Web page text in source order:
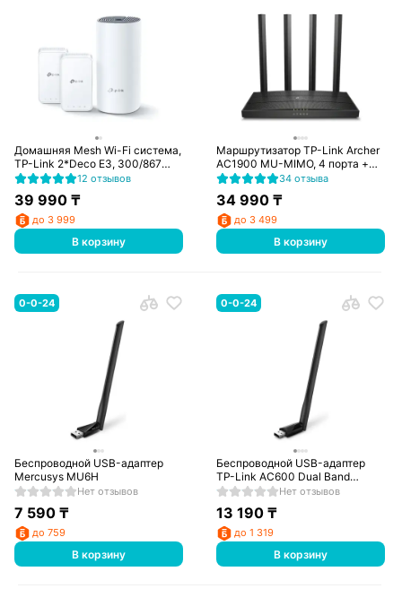
Домашняя Mesh Wi-Fi система,
TP-Link 2*Deco E3, 300/867
Mbps (Deco E3)12 отзывов
39 990₸
до 3 999
В корзину
Маршрутизатор TP-Link Archer
AC1900 MU-MIMO, 4 порта +
Wi-Fi, 600/1300 Mbps (Archer
34 отзыва
34 990 ₸
до 3 499
В корзину
0-0-24
Беспроводной USB-адаптер
Mercusys MU6H
Нет отзывов
7 590₸
до 759
В корзину
0-0-24
Беспроводной USB-адаптер
TP-Link AC600 Dual Band
Archer T2U PlusНет отзывов
13 190 ₸
до 1 319
В корзину